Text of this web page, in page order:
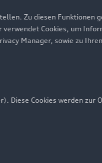
Zu diesen Funktionen
Cookies, um
Manager, sowie zu
Diese Cookies werden zur